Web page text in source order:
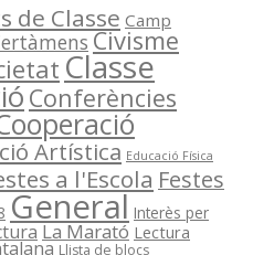
de Classe Camp
Civisme
Classe
Conferències
Artística Educació Física
a l'Escola Festes
General Interès per
La Marató Lectura
Llista de blocs